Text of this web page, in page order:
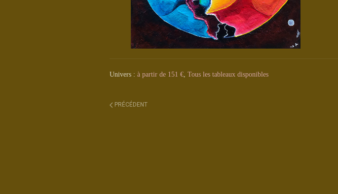
Univers : à partir de 151 € Tous les tableaux disponibles
PRÉCÉDENT